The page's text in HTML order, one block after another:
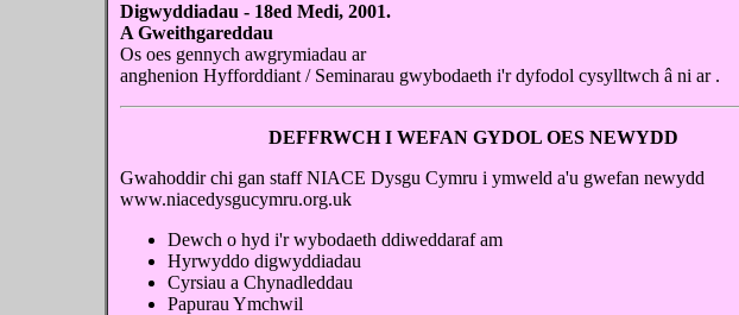
Digwyddiadau - 18ed Medi, 2001.
A Gweithgareddau
Os oes gennych awgrymiadau ar
anghenion Hyfforddiant / Seminarau gwybodaeth i'r dyfodol cysylltwch â ni ar .
DEFFRWCH I WEFAN GYDOL OES NEWYDD
Gwahoddir chi gan staff NIACE Dysgu Cymru i ymweld a'u gwefan newydd
www.niacedysgucymru.org.uk
Dewch o hyd i'r wybodaeth ddiweddaraf am
Hyrwyddo digwyddiadau
Cyrsiau a Chynadleddau
Papurau Ymchwil